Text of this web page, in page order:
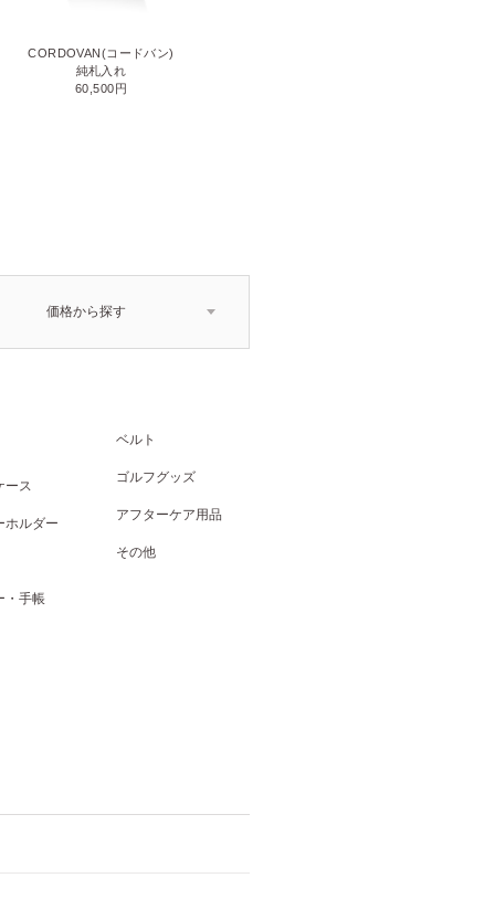
CORDOVAN(コードバン)
純札入れ
60,500円
価格から探す
ース
ホルダー
・手帳
ベルト
ゴルフグッズ
アフターケア用品
その他